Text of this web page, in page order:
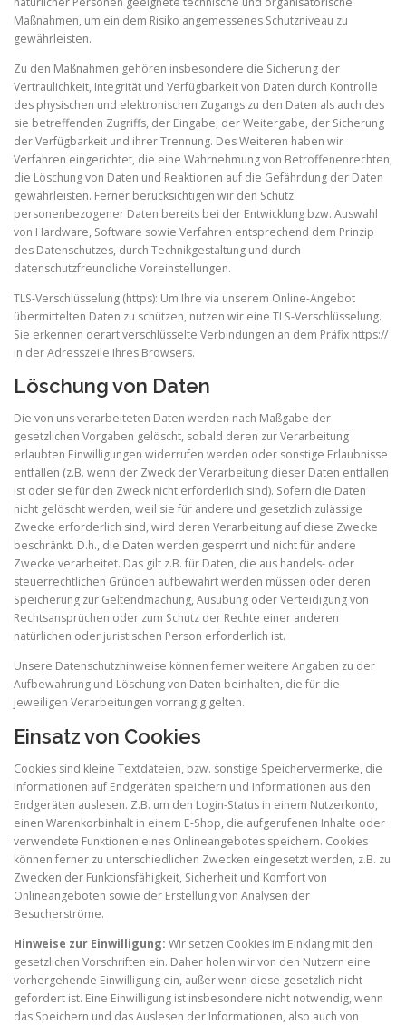
Maßnahmen, um ein dem Risiko angemessenes Schutzniveau zu
gewährleisten.
Zu den Maßnahmen gehören insbesondere die Sicherung der
Vertraulichkeit, Integrität und Verfügbarkeit von Daten durch Kontrolle
des physischen und elektronischen Zugangs zu den Daten als auch des
sie betreffenden Zugriffs, der Eingabe, der Weitergabe, der Sicherung
der Verfügbarkeit und ihrer Trennung. Des Weiteren haben wir
Verfahren eingerichtet, die eine Wahrnehmung von Betroffenenrechten,
die Löschung von Daten und Reaktionen auf die Gefährdung der Daten
gewährleisten. Ferner berücksichtigen wir den Schutz
personenbezogener Daten bereits bei der Entwicklung bzw. Auswahl
von Hardware, Software sowie Verfahren entsprechend dem Prinzip
des Datenschutzes, durch Technikgestaltung und durch
datenschutzfreundliche Voreinstellungen.
TLS-Verschlüsselung (https): Um Ihre via unserem Online-Angebot
übermittelten Daten zu schützen, nutzen wir eine TLS-Verschlüsselung.
Sie erkennen derart verschlüsselte Verbindungen an dem Präfix https://
in der Adresszeile Ihres Browsers.
Löschung von Daten
Die von uns verarbeiteten Daten werden nach Maßgabe der
gesetzlichen Vorgaben gelöscht, sobald deren zur Verarbeitung
erlaubten Einwilligungen widerrufen werden oder sonstige Erlaubnisse
entfallen (z.B. wenn der Zweck der Verarbeitung dieser Daten entfallen
ist oder sie für den Zweck nicht erforderlich sind). Sofern die Daten
nicht gelöscht werden, weil sie für andere und gesetzlich zulässige
Zwecke erforderlich sind, wird deren Verarbeitung auf diese Zwecke
beschränkt. D.h., die Daten werden gesperrt und nicht für andere
Zwecke verarbeitet. Das gilt z.B. für Daten, die aus handels- oder
steuerrechtlichen Gründen aufbewahrt werden müssen oder deren
Speicherung zur Geltendmachung, Ausübung oder Verteidigung von
Rechtsansprüchen oder zum Schutz der Rechte einer anderen
natürlichen oder juristischen Person erforderlich ist.
Unsere Datenschutzhinweise können ferner weitere Angaben zu der
Aufbewahrung und Löschung von Daten beinhalten, die für die
jeweiligen Verarbeitungen vorrangig gelten.
Einsatz von Cookies
Cookies sind kleine Textdateien, bzw. sonstige Speichervermerke, die
Informationen auf Endgeräten speichern und Informationen aus den
Endgeräten auslesen. Z.B. um den Login-Status in einem Nutzerkonto,
einen Warenkorbinhalt in einem E-Shop, die aufgerufenen Inhalte oder
verwendete Funktionen eines Onlineangebotes speichern. Cookies
können ferner zu unterschiedlichen Zwecken eingesetzt werden, z.B. zu
Zwecken der Funktionsfähigkeit, Sicherheit und Komfort von
Onlineangeboten sowie der Erstellung von Analysen der
Besucherströme.
Hinweise zur Einwilligung: Wir setzen Cookies im Einklang mit den
gesetzlichen Vorschriften ein. Daher holen wir von den Nutzern eine
vorhergehende Einwilligung ein, außer wenn diese gesetzlich nicht
gefordert ist. Eine Einwilligung ist insbesondere nicht notwendig, wenn
das Speichern und das Auslesen der Informationen, also auch von